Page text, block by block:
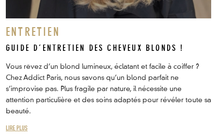
ENTRETIEN
GUIDE D’ENTRETIEN DES CHEVEUX BLONDS !
Vous rêvez d’un blond lumineux, éclatant et facile à coiffer ?
Chez Addict Paris, nous savons qu’un blond parfait ne
s’improvise pas. Plus fragile par nature, il nécessite une
attention particulière et des soins adaptés pour révéler toute sa
beauté.
LIRE PLUS